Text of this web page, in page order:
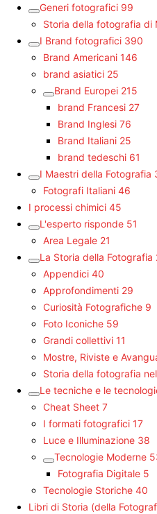
Generi fotografici 99
Storia della fotografia di
I Brand fotografici 390
Brand Americani 146
brand asiatici 25
Brand Europei 215
brand Francesi 27
Brand Inglesi 76
Brand Italiani 25
brand tedeschi 61
I Maestri della Fotografia
Fotografi Italiani 46
I processi chimici 45
L'esperto risponde 51
Area Legale 21
La Storia della Fotografia
Appendici 40
Approfondimenti 29
Curiosità Fotografiche 9
Foto Iconiche 59
Grandi collettivi 11
Mostre, Riviste e
Storia della fotografia
Le tecniche e le
Cheat Sheet 7
I formati fotografici 17
Luce e Illuminazione 38
Tecnologie Moderne
Fotografia Digitale 5
Tecnologie Storiche 40
Libri di Storia (della